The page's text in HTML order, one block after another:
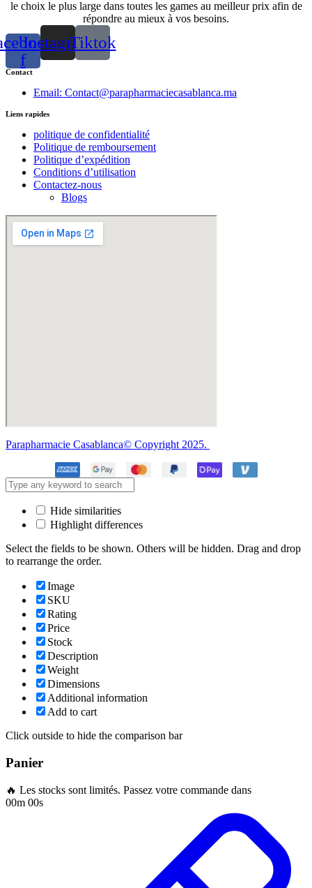
le choix le plus large dans toutes les games au meilleur prix afin de
répondre au mieux à vos besoins.
f
InstagramTiktok
Contact
Email: Contact@parapharmaciecasablanca.ma
Liens rapides
politique de confidentialité
Politique de remboursement
Politique d’expédition
Conditions d’utilisation
Contactez-nous
Blogs
Parapharmacie Casablanca© Copyright 2025.
Hide similarities
Highlight differences
Select the fields to be shown. Others will be hidden. Drag and drop
to rearrange the order.
Image
SKU
Rating
Price
Stock
Description
Weight
Dimensions
Additional information
Add to cart
Click outside to hide the comparison bar
Panier
🔥 Les stocks sont limités. Passez votre commande dans
00m 00s